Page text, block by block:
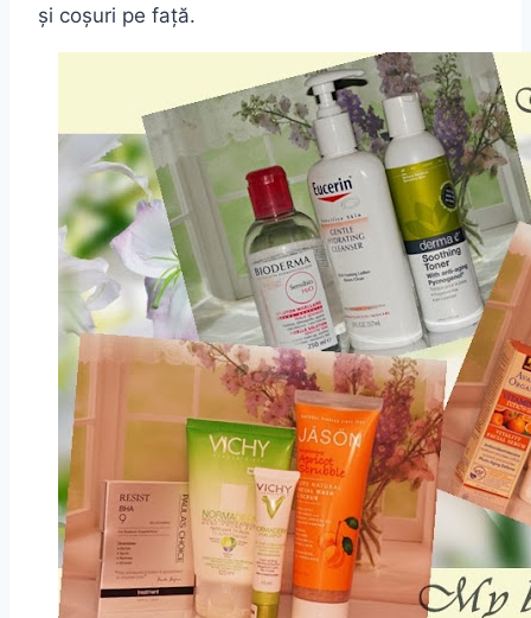
și coșuri pe față.